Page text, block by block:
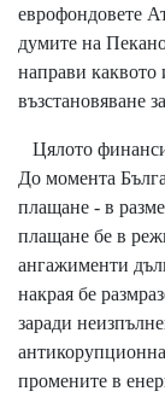
еврофондовете
думите на
направи каквото
възстановяване
Цялото
До момента
плащане - в
плащане бе в
ангажименти
накрая бе
заради
промените в